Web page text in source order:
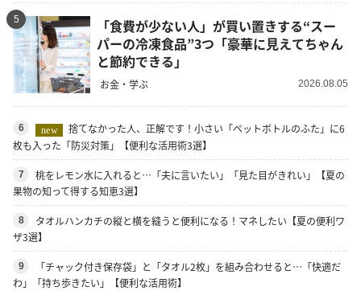
5
「食費が少ない人」が買い置きする“スー
パーの冷凍食品”3つ「豪華に見えてちゃん
と節約できる」
お金・学ぶ 2026.08.05
6 new
捨てなかった人、正解です！小さい「ペットボトルのふた」に6
枚も入った「防災対策」【便利な活用術3選】
7
桃をレモン水に入れると…「夫に言いたい」「見た目がきれい」【夏の
果物の知って得する知恵3選】
8
タオルハンカチの縦と横を縫うと便利になる！マネしたい【夏の便利ワ
ザ3選】
9
「チャック付き保存袋」と「タオル2枚」を組み合わせると…「快適だ
わ」「持ち歩きたい」【便利な活用術】